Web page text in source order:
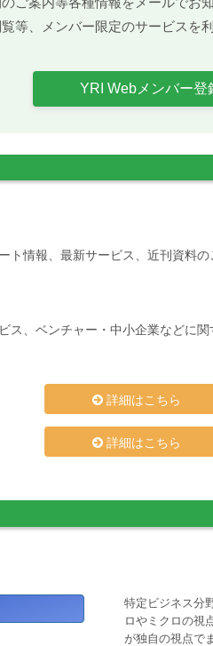
等、メンバー限定のサービスを
YRI Webメンバー登
情報、最新サービス、近刊資料
ス、ベンチャー・中小企業などに
詳細はこちら
詳細はこちら
特定ビジネス分
ロやミクロの視
が独自の視点で